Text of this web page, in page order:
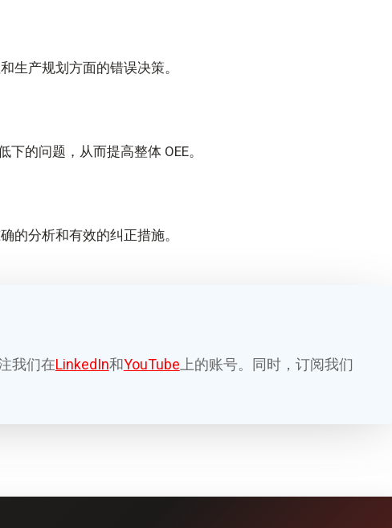
生产规划方面的错误决策。
的问题，从而提高整体 OEE。
的分析和有效的纠正措施。
我们在LinkedIn和YouTube上的账号。同时，订阅我们